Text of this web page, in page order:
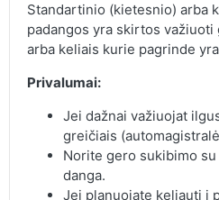
Standartinio (kietesnio) arba
padangos yra skirtos važiuoti
arba keliais kurie pagrinde
Privalumai:
Jei dažnai važiuojat
greičiais
Norite gero sukibimo
danga.
Jei planuojate keliauti į